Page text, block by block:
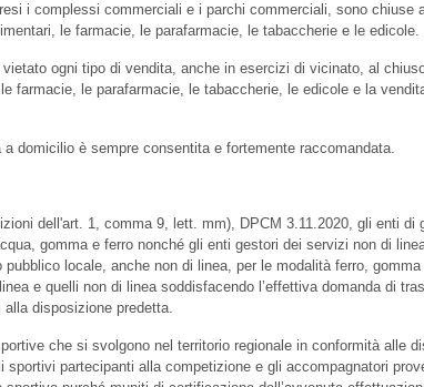
i complessi commerciali e i parchi commerciali, sono chiuse
le farmacie, le parafarmacie, le tabaccherie e le edicole.
ogni tipo di vendita, anche in esercizi di vicinato, al
farmacie, le parafarmacie, le tabaccherie, le edicole e la
domicilio è sempre consentita e fortemente raccomandata.
dell'art. 1, comma 9, lett. mm), DPCM 3.11.2020, gli enti di
gomma e ferro nonché gli enti gestori dei servizi non di
pubblico locale, anche non di linea, per le modalità ferro,
e quelli non di linea soddisfacendo l’effettiva domanda di
disposizione predetta.
che si svolgono nel territorio regionale in conformità alle
sportivi partecipanti alla competizione e gli accompagnatori